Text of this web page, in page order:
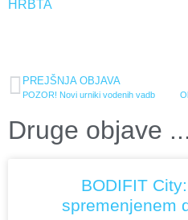
HRBTA
PREJŠNJA OBJAVA
POZOR! Novi urniki vodenih vadb
Druge objave ...
BODIFIT
spremenjenem